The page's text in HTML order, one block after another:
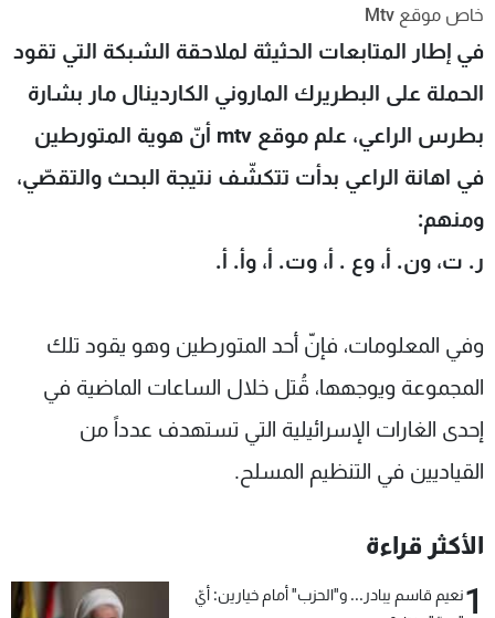
خاص موقع Mtv
في إطار المتابعات الحثيثة لملاحقة الشبكة التي تقود
الحملة على البطريرك الماروني الكاردينال مار بشارة
بطرس الراعي، علم موقع mtv أنّ هوية المتورطين
في اهانة الراعي بدأت تتكشّف نتيجة البحث والتقصّي،
ومنهم:
ر. ت، ون. أ، وع . أ، وت. أ، وأ. أ.
وفي المعلومات، فإنّ أحد المتورطين وهو يقود تلك
المجموعة ويوجهها، قُتل خلال الساعات الماضية في
إحدى الغارات الإسرائيلية التي تستهدف عدداً من
القياديين في التنظيم المسلح.
الأكثر قراءة
1نعيم قاسم يبادر... و"الحزب" أمام خيارين: أيّ
شاهد البرامج
الترددات
عن MTV
الإنـتـاج
لاعلاناتكم
وظائف
تواصل معنا
شروط الإسـتخدام